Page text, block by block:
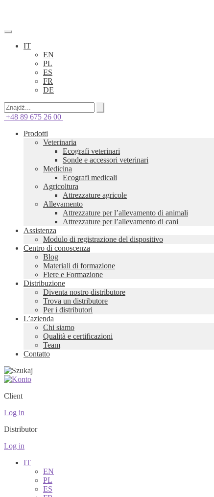
IT
EN
PL
ES
FR
DE
+48 89 675 26 00
Prodotti
Veterinaria
Ecografi veterinari
Sonde e accessori veterinari
Medicina
Ecografi medicali
Agricoltura
Attrezzature agricole
Allevamento
Attrezzature per l’allevamento di animali
Attrezzature per l’allevamento di cani
Assistenza
Modulo di registrazione del dispositivo
Centro di conoscenza
Blog
Materiali di formazione
Fiere e Formazione
Distribuzione
Diventa nostro distributore
Trova un distributore
Per i distributori
L’azienda
Chi siamo
Qualità e certificazioni
Team
Contatto
Client
Log in
Distributor
Log in
IT
EN
PL
ES